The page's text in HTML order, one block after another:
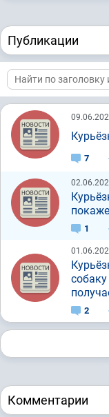
Публикации
7
1
2
Комментарии